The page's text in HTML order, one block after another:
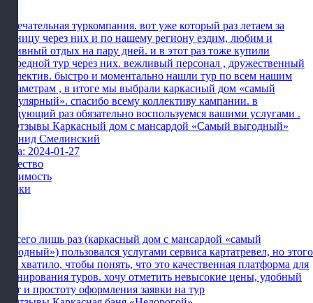
Замечательная туркомпания. вот уже который раз летаем за
границу через них и по нашему региону ездим, любим и
активный отдых на пару дней. и в этот раз тоже купили
очередной тур через них. вежливый персонал , дружественный
коллектив. быстро и моментально нашли тур по всем нашим
параметрам , в итоге мы выбрали каркасный дом «самый
популярный». спасибо всему коллективу кампании. в
следующий раз обязательно воспользуемся вашими услугами .
Леонид Смелинский
Дата: 2024-01-27
Качество
Стоимость
Сроки
Я всего лишь раз (каркасный дом с мансардой «самый
выгодный») пользовался услугами сервиса картатревел, но этого
мне хватило, чтобы понять, что это качественная платформа для
бронирования туров. хочу отметить невысокие цены, удобный
сайт и простоту оформления заявки на тур